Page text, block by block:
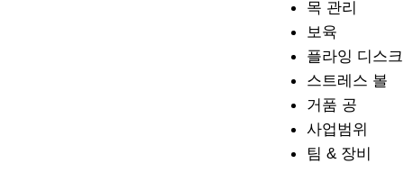
목 관리
보육
플라잉 디스크
스트레스 볼
거품 공
사업범위
팀 & 장비